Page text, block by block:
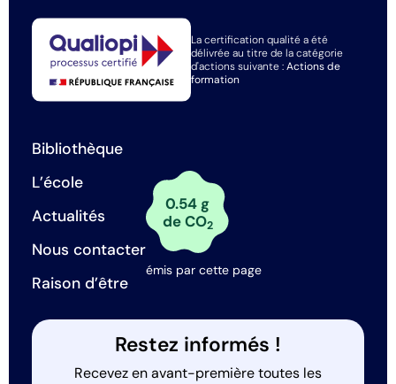
La certification qualité a été
délivrée au titre de la catégorie
d'actions suivante :Actions de
formation
Bibliothèque
L’école
Actualités
Nous contacter
Raison d’être
0.54 g
de CO2
émis par cette page
Restez informés !
Recevez en avant-première toutes les